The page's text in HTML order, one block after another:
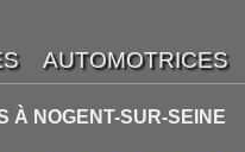
À NOGENT-SUR-SEINE